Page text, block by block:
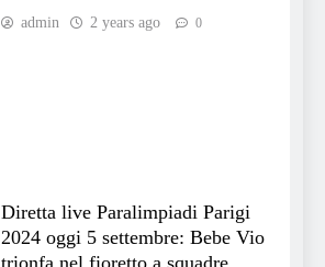
admin 2 years ago 0
Diretta live Paralimpiadi Parigi
2024 oggi 5 settembre: Bebe Vio
trionfa nel fioretto a squadre